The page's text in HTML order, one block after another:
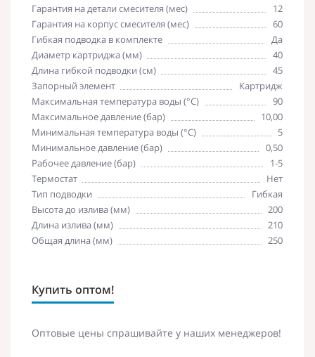
Гарантия на детали смесителя (мес)
12
Гарантия на корпус смесителя (мес)
60
Гибкая подводка в комплекте
Да
Диаметр картриджа (мм)
40
Длина гибкой подводки (см)
45
Запорный элемент
Картридж
Максимальная температура воды (°C)
90
Максимальное давление (бар)
10,00
Минимальная температура воды (°C)
5
Минимальное давление (бар)
0,50
Рабочее давление (бар)
1-5
Термостат
Нет
Тип подводки
Гибкая
Высота до излива (мм)
200
Длина излива (мм)
210
Общая длина (мм)
250
Купить оптом!
Оптовые цены спрашивайте у наших менеджеров!